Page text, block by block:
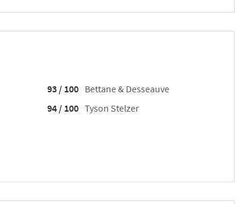
93 / 100 Bettane & Desseauve
94 / 100 Tyson Stelzer